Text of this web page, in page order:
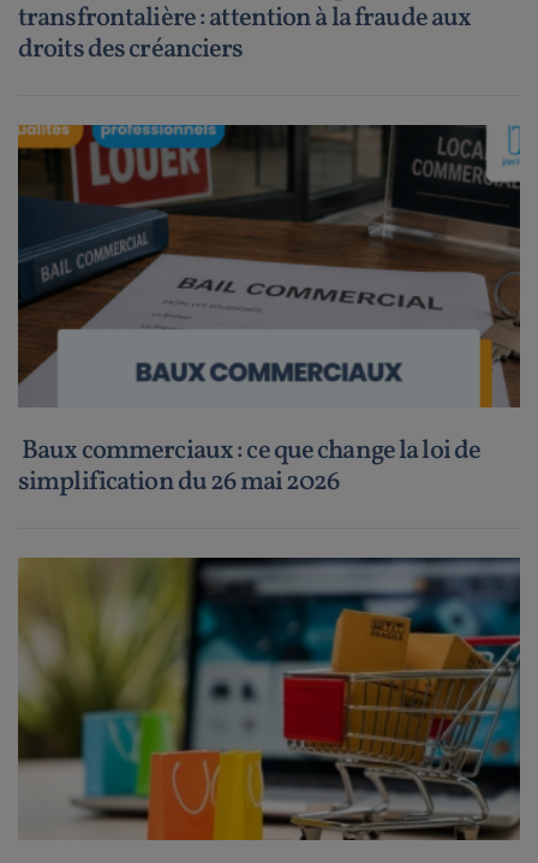
transfrontalière : attention à la fraude aux
droits des créanciers
Baux commerciaux : ce que change la loi de
simplification du 26 mai 2026